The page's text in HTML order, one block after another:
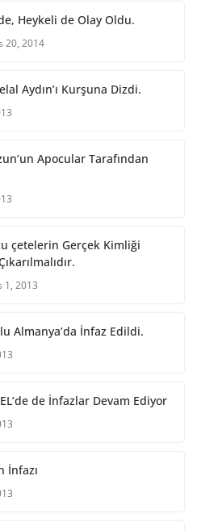
Heykeli de Olay Oldu.
20, 2014
Aydın’ı Kurşuna Dizdi.
Apocular Tarafından
çetelerin Gerçek Kimliği
1, 2013
Almanya’da İnfaz Edildi.
de İnfazlar Devam Ediyor
İnfazı